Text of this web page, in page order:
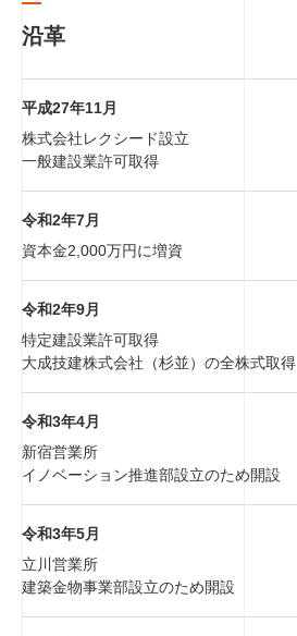
沿革
平成27年11月
株式会社レクシード設立
一般建設業許可取得
令和2年7月
資本金2,000万円に増資
令和2年9月
特定建設業許可取得
大成技建株式会社（杉並）の全株式取得
令和3年4月
新宿営業所
イノベーション推進部設立のため開設
令和3年5月
立川営業所
建築金物事業部設立のため開設